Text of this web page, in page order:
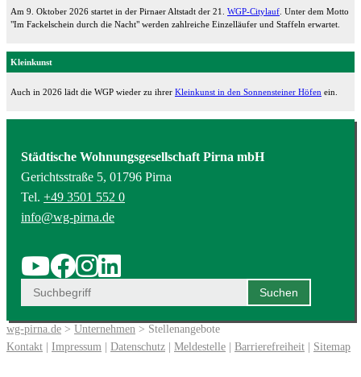
Am 9. Oktober 2026 startet in der Pirnaer Altstadt der 21. WGP-Citylauf . Unter dem Motto
"Im Fackelschein durch die Nacht" werden zahlreiche Einzelläufer und Staffeln erwartet.
Kleinkunst
Auch in 2026 lädt die WGP wieder zu ihrer Kleinkunst in den Sonnensteiner Höfen ein.
Städtische Wohnungsgesellschaft Pirna mbH
Gerichtsstraße 5, 01796 Pirna
Tel. +49 3501 552 0
info@wg-pirna.de
wg-pirna.de > Unternehmen > Stellenangebote
Kontakt | Impressum | Datenschutz | Meldestelle | Barrierefreiheit | Sitemap